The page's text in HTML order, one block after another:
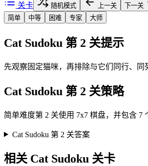
关卡 随机模式 上一关
下一关
简单
中等 困难 专家 大师
Cat Sudoku 第 2 关提示
先观察固定猫咪，再排除与它们同行、同
Cat Sudoku 第 2 关策略
简单难度第 2 关使用 7x7 棋盘，并包含
Cat Sudoku 第 2 关答案
相关 Cat Sudoku 关卡